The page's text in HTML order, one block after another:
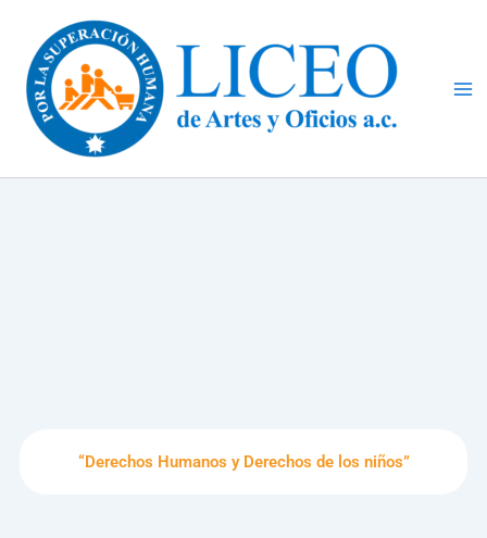
contenido
“Derechos Humanos y Derechos de los niños”